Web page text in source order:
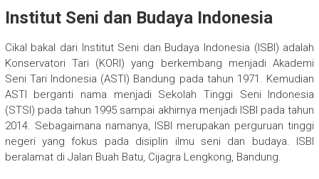
Institut Seni dan Budaya Indonesia
Cikal bakal dari Institut Seni dan Budaya Indonesia (ISBI) adalah
Konservatori Tari (KORI) yang berkembang menjadi Akademi
Seni Tari Indonesia (ASTI) Bandung pada tahun 1971. Kemudian
ASTI berganti nama menjadi Sekolah Tinggi Seni Indonesia
(STSI) pada tahun 1995 sampai akhirnya menjadi ISBI pada tahun
2014. Sebagaimana namanya, ISBI merupakan perguruan tinggi
negeri yang fokus pada disiplin ilmu seni dan budaya. ISBI
beralamat di Jalan Buah Batu, Cijagra Lengkong, Bandung.